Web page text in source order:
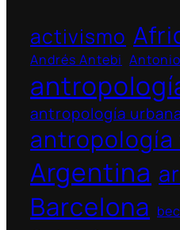
activismo
Andrés Antebi
antropología
antropología
Argentina
Barcelona